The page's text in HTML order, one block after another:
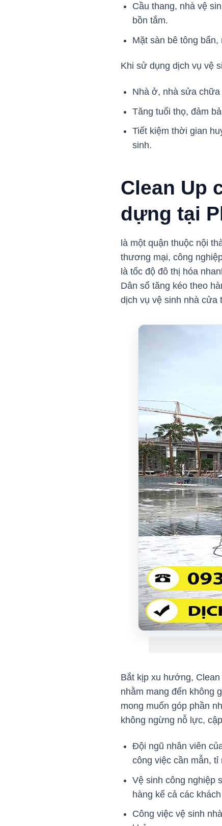
Cầu thang, nhà vệ
bồn tắm.
Mặt sàn bê tông
Khi sử dụng dịch vụ vệ
Nhà ở, nhà sửa
Tăng tuổi thọ, đảm
Tiết kiệm thời gian
sinh.
Clean Up
dựng tại
là một quận thuộc nội
thương mại, công
là tốc độ đô thị hóa
Dân số tăng kéo theo
dịch vụ vệ sinh nhà cửa
Bắt kịp xu hướng,
nhằm mang đến không
mong muốn góp phần
không ngừng nỗ lực,
Đội ngũ nhân viên
công việc cần mẫn, tỉ
Vệ sinh công nghiệp
hàng kể cả các
Công việc vệ sinh